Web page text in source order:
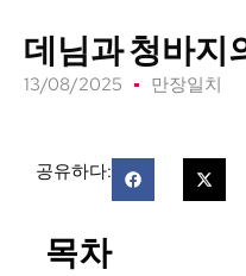
데님과 청바지
13/08/2025 만장일치
공유하다:
목차